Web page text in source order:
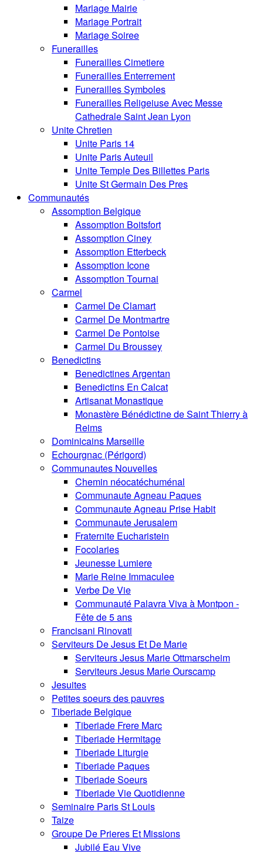
Mariage Mairie
Mariage Portrait
Mariage Soiree
Funerailles
Funerailles Cimetiere
Funerailles Enterrement
Funerailles Symboles
Funerailles Religeiuse Avec Messe
Cathedrale Saint Jean Lyon
Unite Chretien
Unite Paris 14
Unite Paris Auteuil
Unite Temple Des Billettes Paris
Unite St Germain Des Pres
Communautés
Assomption Belgique
Assomption Boitsfort
Assomption Ciney
Assomption Etterbeck
Assomption Icone
Assomption Tournai
Carmel
Carmel De Clamart
Carmel De Montmartre
Carmel De Pontoise
Carmel Du Broussey
Benedictins
Benedictines Argentan
Benedictins En Calcat
Artisanat Monastique
Monastère Bénédictine de Saint Thierry à
Reims
Dominicains Marseille
Echourgnac (Périgord)
Communautes Nouvelles
Chemin néocatéchuménal
Communaute Agneau Paques
Communaute Agneau Prise Habit
Communaute Jerusalem
Fraternite Eucharistein
Focolaries
Jeunesse Lumiere
Marie Reine Immaculee
Verbe De Vie
Communauté Palavra Viva à Montpon -
Fête de 5 ans
Francisani Rinovati
Serviteurs De Jesus Et De Marie
Serviteurs Jesus Marie Ottmarscheim
Serviteurs Jesus Marie Ourscamp
Jesuites
Petites soeurs des pauvres
Tiberiade Belgique
Tiberiade Frere Marc
Tiberiade Hermitage
Tiberiade Liturgie
Tiberiade Paques
Tiberiade Soeurs
Tiberiade Vie Quotidienne
Seminaire Paris St Louis
Taize
Groupe De Prieres Et Missions
Jubilé Eau Vive